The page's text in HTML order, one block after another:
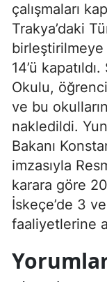
çalışmaları
Trakya’daki
14’ü
Okulu, öğrenci
ve bu
nakledildi.
Bakanı
imzasıyla
karara göre
İskeçe’de 3
faaliyetlerine